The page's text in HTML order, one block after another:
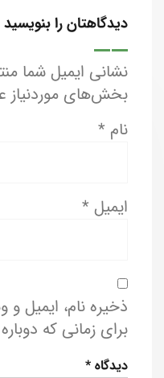
دیدگاهتان را بنویسید
نشانی ایمیل شما
بخش‌های موردنیاز
نام *
ایمیل *
ذخیره نام، ایمیل
برای زمانی که
دیدگاه*